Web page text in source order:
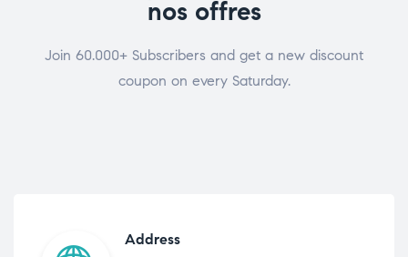
nos offres
Join 60.000+ Subscribers and get a new discount
coupon on every Saturday.
Address